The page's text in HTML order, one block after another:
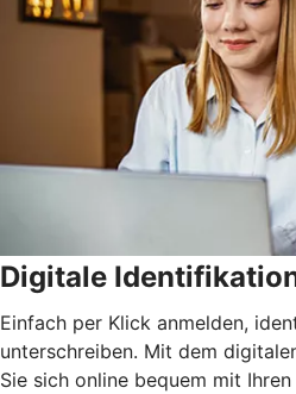
Digitale
Einfach per Klick anmelden,
unterschreiben. Mit dem
Sie sich online bequem mit